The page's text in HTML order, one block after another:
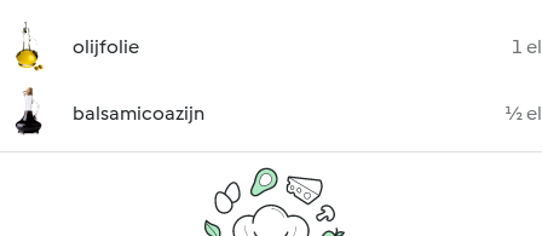
olijfolie 1 el
balsamicoazijn ½ el